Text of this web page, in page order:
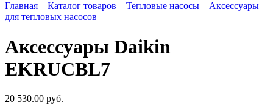
Главная Каталог товаров Тепловые насосы
Аксессуары
для тепловых насосов
Аксессуары Daikin
EKRUCBL7
20 530.00 руб.